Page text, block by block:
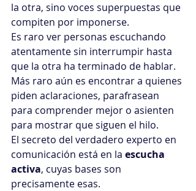
la otra, sino voces superpuestas que
compiten por imponerse.
Es raro ver personas escuchando
atentamente sin interrumpir hasta
que la otra ha terminado de hablar.
Más raro aún es encontrar a quienes
piden aclaraciones, parafrasean
para comprender mejor o asienten
para mostrar que siguen el hilo.
El secreto del verdadero experto en
comunicación está en la escucha
activa, cuyas bases son
precisamente esas.